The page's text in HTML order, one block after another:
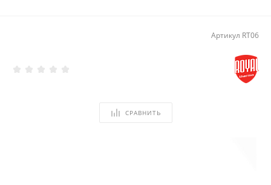
Артикул RT06
СРАВНИТЬ